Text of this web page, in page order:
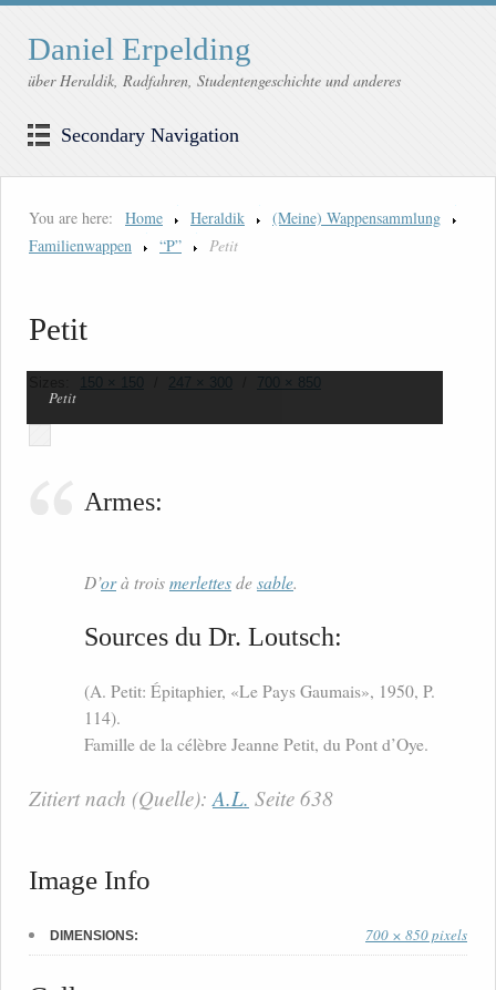
Daniel Erpelding
über Heraldik, Radfahren, Studentengeschichte und anderes
Secondary Navigation
You are here: Home Heraldik
(Meine) Wappensammlung
Familienwappen
“P” Petit
Petit
150 × 150 247 × 300 700 × 850
Petit
Armes:
D’orà troismerlettesdesable.
Sources du Dr. Loutsch:
(A. Petit: Épitaphier, «Le Pays Gaumais», 1950, P.
114).
Famille de la célèbre Jeanne Petit, du Pont d’Oye.
Zitiert nach (Quelle):A.L. Seite 638
Image Info
DIMENSIONS: 700 × 850 pixels